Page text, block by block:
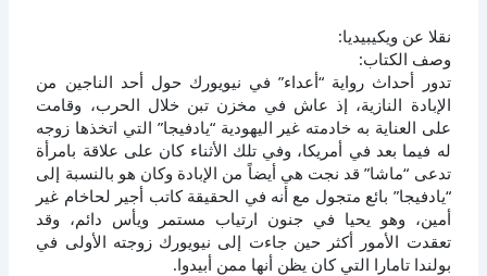
نقلا عن ويكيبيديا:
وصف الكتاب:
تدور أحداث رواية “أعداء” في نيويورك حول أحد الناجين من
الإبادة النازية، إذ عاش في مخزن تبن خلال الحرب، وقامت
على العناية به خادمته غير اليهودية “يادفيجا” التي اتخذها زوجه
له فيما بعد في أمريكا، وفي تلك الأثناء كان على علاقة بامرأة
تدعى “ماشا” قد نجت هي أيضاً من الإبادة وكان هو بالنسبة إلى
“يادفيجا” بائع متجول مع أنه في الحقيقة كاتب أجير لحاخام غير
أمين، وهو يحيا في جنون ارتياب مستمر ويأس دائم، وقد
تعقدت الأمور أكثر حين جاءت إلى نيويورك زوجته الأولى في
بولندا تامارا التي كان يظن أنها ممن أبيدوا.